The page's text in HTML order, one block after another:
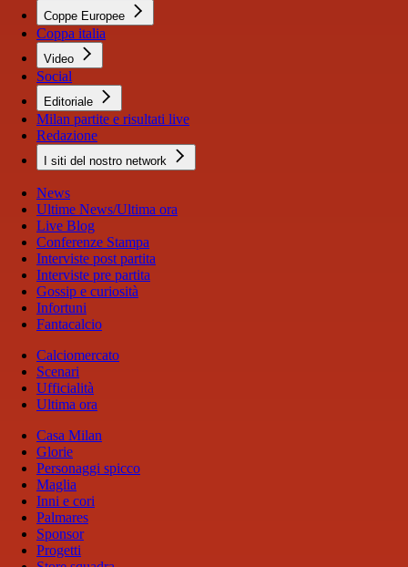
Coppe Europee
Coppa italia
Video
Social
Editoriale
Milan partite e risultati live
Redazione
I siti del nostro network
News
Ultime News/Ultima ora
Live Blog
Conferenze Stampa
Interviste post partita
Interviste pre partita
Gossip e curiosità
Infortuni
Fantacalcio
Calciomercato
Scenari
Ufficialità
Ultima ora
Casa Milan
Glorie
Personaggi spicco
Maglia
Inni e cori
Palmares
Sponsor
Progetti